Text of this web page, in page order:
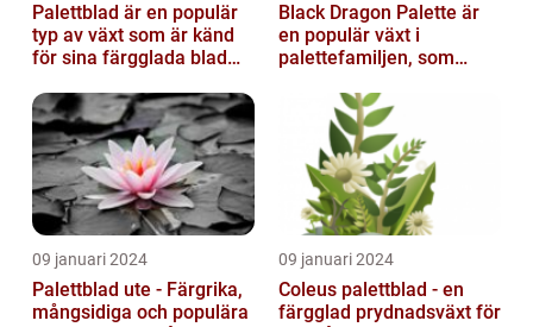
Palettblad är en populär
typ av växt som är känd
för sina färgglada blad
egenskaper...
Black Dragon Palette är
en populär växt i
palettefamiljen, som
mörka, nästan sv...
09 januari 2024
Palettblad ute - Färgrika,
mångsidiga och populära
09 januari 2024
Coleus palettblad - en
färgglad prydnadsväxt för